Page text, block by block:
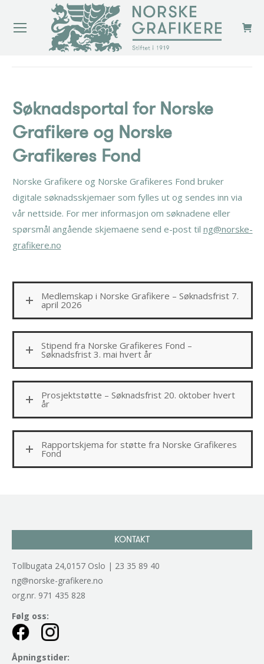
Søknadsportal for Norske
Grafikere og Norske
Grafikeres Fond
Norske Grafikere og Norske Grafikeres Fond bruker
digitale søknadsskjemaer som fylles ut og sendes inn via
vår nettside. For mer informasjon om søknadene eller
spørsmål angående skjemaene send e-post til ng@norske-
grafikere.no
Medlemskap i Norske Grafikere – Søknadsfrist 7.
april 2026
Stipend fra Norske Grafikeres Fond –
Søknadsfrist 3. mai hvert år
Prosjektstøtte – Søknadsfrist 20. oktober hvert
år
Rapportskjema for støtte fra Norske Grafikeres
Fond
KONTAKT
Tollbugata 24,0157 Oslo | 23 35 89 40
ng@norske-grafikere.no
org.nr. 971 435 828
Følg oss:
Åpningstider: